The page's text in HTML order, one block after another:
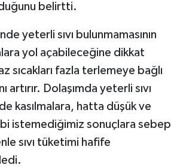
belirtti.
yeterli sıvı bulunmamasının
yol açabileceğine dikkat
sıcakları fazla terlemeye bağlı
artırır. Dolaşımda yeterli sıvı
kasılmalara, hatta düşük ve
istemediğimiz sonuçlara sebep
sıvı tüketimi hafife